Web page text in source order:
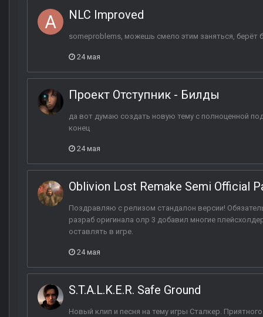
NLC Improved
someproblems, можешь смело этим заняться, берёт
24 мая
Проект Отступник - Билды
да вот думаю создать новую тему с полноценной
конец
24 мая
Oblivion Lost Remake Semi Official
Поздравляю с релизом стандалон версии!
разраб оригинала олр 3 добавил многие
оставлять в игре.
24 мая
S.T.A.L.K.E.R. Safe Ground
Новый клип и песня на тему игры Сталкер.